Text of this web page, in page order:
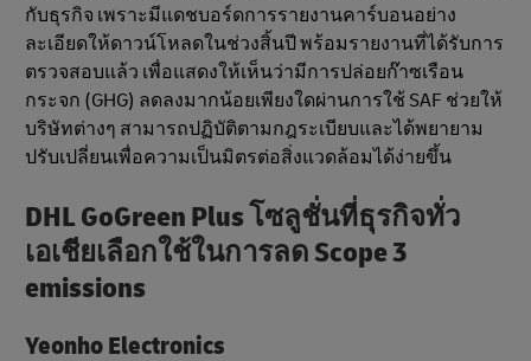
กับธุรกิจ เพราะมีแดชบอร์ดการรายงานคาร์บอนอย่าง
ละเอียดให้ดาวน์โหลดในช่วงสิ้นปี พร้อมรายงานที่ได้รับการ
ตรวจสอบแล้ว เพื่อแสดงให้เห็นว่ามีการปล่อยก๊าซเรือน
กระจก (GHG) ลดลงมากน้อยเพียงใดผ่านการใช้ SAF ช่วยให้
บริษัทต่างๆ สามารถปฏิบัติตามกฎระเบียบและได้พยายาม
ปรับเปลี่ยนเพื่อความเป็นมิตรต่อสิ่งแวดล้อมได้ง่ายขึ้น
DHL GoGreen Plus โซลูชั่นที่ธุรกิจทั่ว
เอเชียเลือกใช้ในการลด Scope 3
emissions
Yeonho Electronics